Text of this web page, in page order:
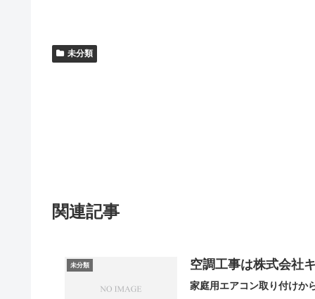
未分類
関連記事
未分類 空調工事は株式会社
家庭用エアコン取り付けか